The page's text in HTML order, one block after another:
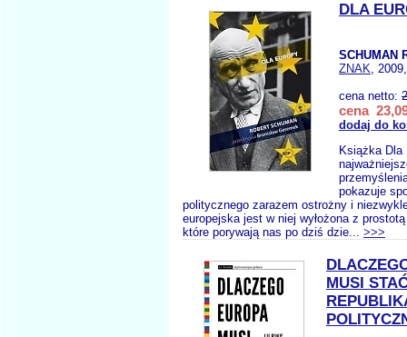
DLA
SCHUMAN
ZNAK,
cena netto:
cena
dodaj do
Książka Dla
pokazuje
politycznego zarazem ostrożny i
europejska jest w niej wyłożona z
które porywają nas po dziś dzie... >>>
MUSI